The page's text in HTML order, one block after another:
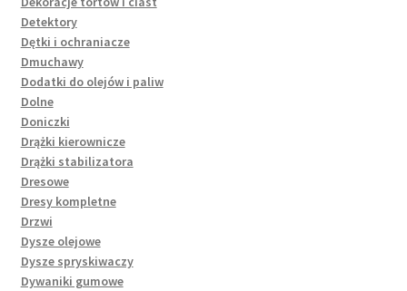
Detektory
Dętki i ochraniacze
Dmuchawy
Dodatki do olejów i paliw
Dolne
Doniczki
Drążki kierownicze
Drążki stabilizatora
Dresowe
Dresy kompletne
Drzwi
Dysze olejowe
Dysze spryskiwaczy
Dywaniki gumowe